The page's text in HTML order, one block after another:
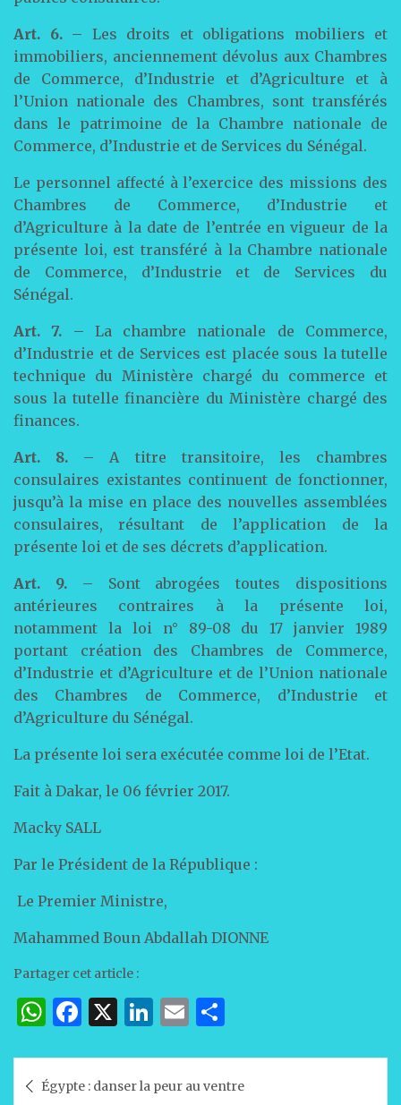
Art. 6.– Les droits et obligations mobiliers et
immobiliers, anciennement dévolus aux Chambres
de Commerce, d’Industrie et d’Agriculture et à
l’Union nationale des Chambres, sont transférés
dans le patrimoine de la Chambre nationale de
Commerce, d’Industrie et de Services du Sénégal.
Le personnel affecté à l’exercice des missions des
Chambres de Commerce, d’Industrie et
d’Agriculture à la date de l’entrée en vigueur de la
présente loi, est transféré à la Chambre nationale
de Commerce, d’Industrie et de Services du
Sénégal.
Art. 7. – La chambre nationale de Commerce,
d’Industrie et de Services est placée sous la tutelle
technique du Ministère chargé du commerce et
sous la tutelle financière du Ministère chargé des
finances.
Art. 8. – A titre transitoire, les chambres
consulaires existantes continuent de fonctionner,
jusqu’à la mise en place des nouvelles assemblées
consulaires, résultant de l’application de la
présente loi et de ses décrets d’application.
Art. 9.– Sont abrogées toutes dispositions
antérieures contraires à la présente loi,
notamment la loi n° 89-08 du 17 janvier 1989
portant création des Chambres de Commerce,
d’Industrie et d’Agriculture et de l’Union nationale
des Chambres de Commerce, d’Industrie et
d’Agriculture du Sénégal.
La présente loi sera exécutée comme loi de l’Etat.
Fait à Dakar, le 06 février 2017.
Macky SALL
Par le Président de la République :
Le Premier Ministre,
Mahammed Boun Abdallah DIONNE
Partager cet article :
W
at
s
F
c
e
X
Li
k
e
E
ai
l
ta
g
Navigation
Égypte : danser la peur au ventre